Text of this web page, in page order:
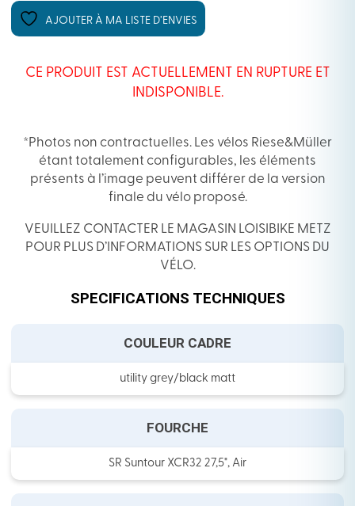
AJOUTER À MA LISTE D’ENVIES
CE PRODUIT EST ACTUELLEMENT EN RUPTURE ET
INDISPONIBLE.
*Photos non contractuelles. Les vélos Riese&Müller
étant totalement configurables, les éléments
présents à l’image peuvent différer de la version
finale du vélo proposé.
VEUILLEZ CONTACTER LE MAGASIN LOISIBIKE METZ
POUR PLUS D’INFORMATIONS SUR LES OPTIONS DU
VÉLO.
SPECIFICATIONS TECHNIQUES
COULEUR CADRE
utility grey/black matt
FOURCHE
SR Suntour XCR32 27,5", Air